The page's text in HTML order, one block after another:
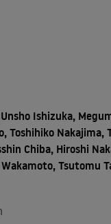
Ishizuka,
Toshihiko Nakajima,
Chiba, Hiroshi
Tsutomu